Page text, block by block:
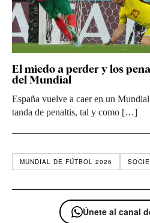
El miedo a perder y los
del Mundial
España vuelve a caer en un
tanda de penaltis, tal y como […]
MUNDIAL DE FÚTBOL 2026
Únete al canal